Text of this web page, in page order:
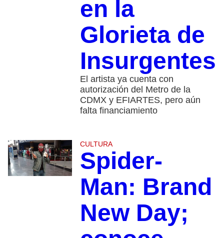
en la
Glorieta de
Insurgentes
El artista ya cuenta con
autorización del Metro de la
CDMX y EFIARTES, pero aún
falta financiamiento
CULTURA
Spider-
Man: Brand
New Day;